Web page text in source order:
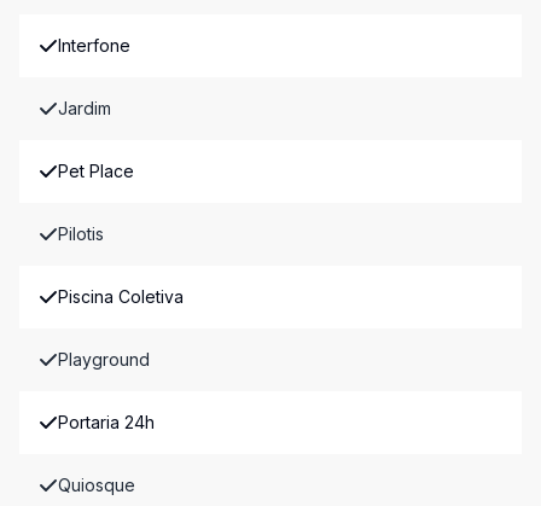
Interfone
Jardim
Pet Place
Pilotis
Piscina Coletiva
Playground
Portaria 24h
Quiosque